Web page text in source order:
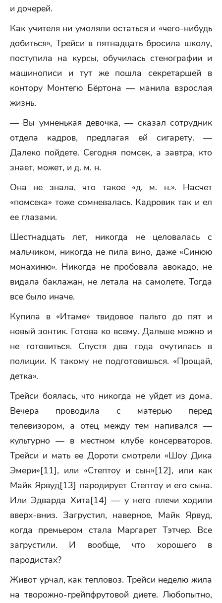
и дочерей.
Как учителя ни умоляли остаться и «чего-нибудь
добиться», Трейси в пятнадцать бросила школу,
поступила на курсы, обучилась стенографии и
машинописи и тут же пошла секретаршей в
контору Монтегю Бёртона — манила взрослая
жизнь.
— Вы умненькая девочка, — сказал сотрудник
отдела кадров, предлагая ей сигарету. —
Далеко пойдете. Сегодня помсек, а завтра, кто
знает, может, и д. м. н.
Она не знала, что такое «д. м. н.». Насчет
«помсека» тоже сомневалась. Кадровик так и ел
ее глазами.
Шестнадцать лет, никогда не целовалась с
мальчиком, никогда не пила вино, даже «Синюю
монахиню». Никогда не пробовала авокадо, не
видала баклажан, не летала на самолете. Тогда
все было иначе.
Купила в «Итаме» твидовое пальто до пят и
новый зонтик. Готова ко всему. Дальше можно и
не готовиться. Спустя два года очутилась в
полиции. К такому не подготовишься. «Прощай,
детка».
Трейси боялась, что никогда не уйдет из дома.
Вечера проводила с матерью перед
телевизором, а отец между тем напивался —
культурно — в местном клубе консерваторов.
Трейси и мать ее Дороти смотрели «Шоу Дика
Эмери»[11], или «Стептоу и сын»[12], или как
Майк Ярвуд[13] пародирует Стептоу и его сына.
Или Эдварда Хита[14] — у него плечи ходили
вверх-вниз. Загрустил, наверное, Майк Ярвуд,
когда премьером стала Маргарет Тэтчер. Все
загрустили. И вообще, что хорошего в
пародистах?
Живот урчал, как тепловоз. Трейси неделю жила
на творожно-грейпфрутовой диете. Любопытно,